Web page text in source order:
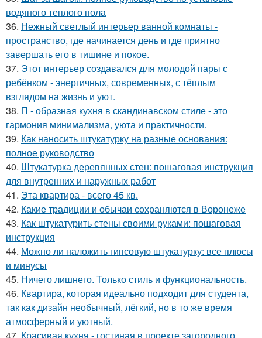
водяного теплого пола
36. Нежный светлый интерьер ванной комнаты -
пространство, где начинается день и где приятно
завершать его в тишине и покое.
37. Этот интерьер создавался для молодой пары с
ребёнком - энергичных, современных, с тёплым
взглядом на жизнь и уют.
38. П - образная кухня в скандинавском стиле - это
гармония минимализма, уюта и практичности.
39. Как наносить штукатурку на разные основания:
полное руководство
40. Штукатурка деревянных стен: пошаговая инструкция
для внутренних и наружных работ
41. Эта квартира - всего 45 кв.
42. Какие традиции и обычаи сохраняются в Воронеже
43. Как штукатурить стены своими руками: пошаговая
инструкция
44. Можно ли наложить гипсовую штукатурку: все плюсы
и минусы
45. Ничего лишнего. Только стиль и функциональность.
46. Квартира, которая идеально подходит для студента,
так как дизайн необычный, лёгкий, но в то же время
атмосферный и уютный.